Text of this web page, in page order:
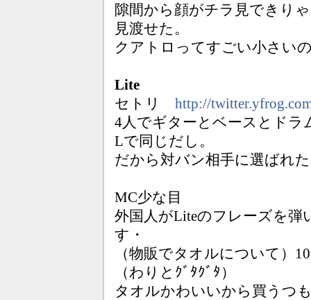
隙間から顔がチラ見できり
見渡せた。
クアトロってすごい小さい
Lite
セトリ http://
4人でギターとベースとドラ
Lで同じだし。
だから対バン相手に選ばれ
MC少な目
外国人がLiteのフレーズを弾
す・
（物販でタオルについて）
（わりとｸﾞﾀｸﾞﾀ）
タオルかわいいから買うつ